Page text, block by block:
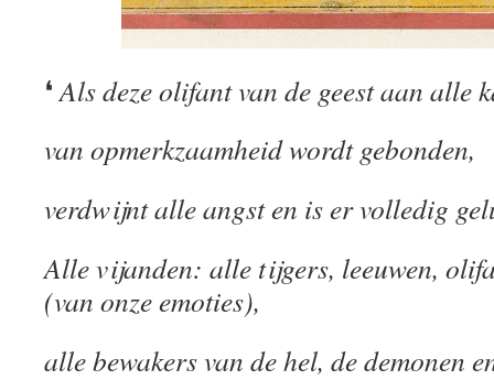
❛Als deze olifant van de geest aan alle
van opmerkzaamheid wordt gebonden,
verdwijnt alle angst en is er volledig
Alle vijanden: alle tijgers, leeuwen,
(van onze emoties),
alle bewakers van de hel, de demonen